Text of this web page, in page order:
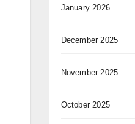
January 2026
December 2025
November 2025
October 2025